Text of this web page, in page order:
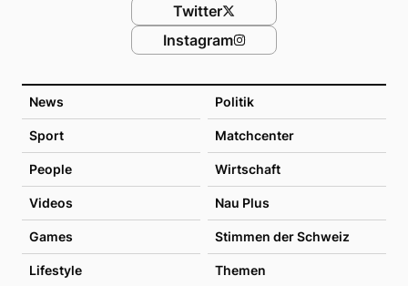
News Politik
Sport Matchcenter
People Wirtschaft
Videos Nau Plus
Games Stimmen der Schweiz
Lifestyle Themen
Twitter
Instagram